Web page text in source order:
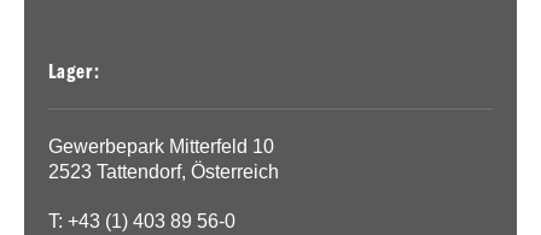
Lager:
Gewerbepark Mitterfeld 10
2523 Tattendorf, Österreich
T: +43 (1) 403 89 56-0